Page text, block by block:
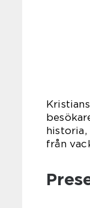
från